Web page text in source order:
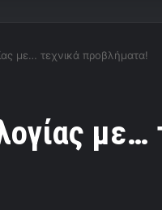
με… τεχνικά προβλήματα!
με…